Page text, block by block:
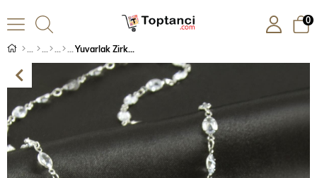
0
Yuvarlak Zirkon Taşlı Çelik Y Kolye